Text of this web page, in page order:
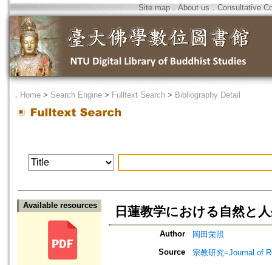
Site map．About us ． Consultative
． Home > Search Engine > Fulltext Search > Bibliography Detail
Available resources 日蓮教学における自然と
Author
岡田栄照
Source
宗教研究=Journal of